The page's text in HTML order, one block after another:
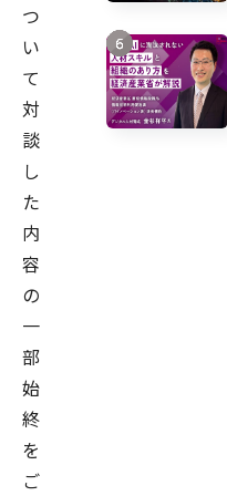
つ
い
て
対
談
し
た
内
容
の
一
部
始
終
を
ご